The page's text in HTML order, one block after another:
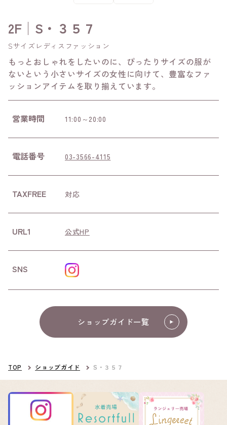
2F│S・３５７
Sサイズレディスファッション
もっとおしゃれをしたいのに、ぴったりサイズの服が
ないという小さいサイズの女性に向けて、豊富なファ
ッションアイテムを取り揃えています。
営業時間 11:00～20:00
電話番号 03-3566-4115
TAXFREE 対応
URL1 公式HP
SNS
ショップガイド一覧
TOP ショップガイド S・３５７